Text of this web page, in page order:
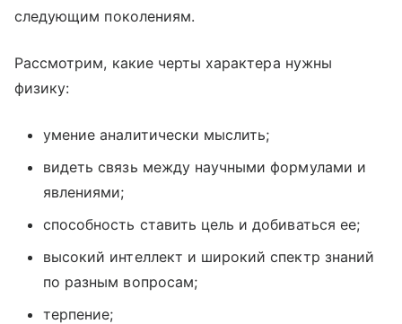
следующим поколениям.
Рассмотрим, какие черты характера нужны
физику:
умение аналитически мыслить;
видеть связь между научными формулами и
явлениями;
способность ставить цель и добиваться ее;
высокий интеллект и широкий спектр знаний
по разным вопросам;
терпение;